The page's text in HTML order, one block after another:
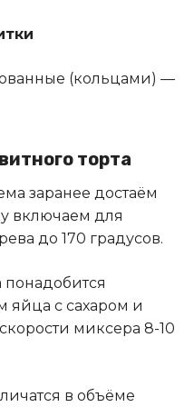
(кольцами) —
торта
заранее достаём
включаем для
до 170 градусов.
понадобится
яйца с сахаром и
миксера 8-10
в объёме